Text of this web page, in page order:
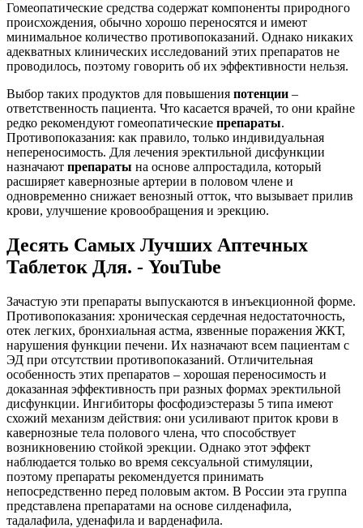
Гомеопатические средства содержат компоненты природного
происхождения, обычно хорошо переносятся и имеют
минимальное количество противопоказаний. Однако никаких
адекватных клинических исследований этих препаратов не
проводилось, поэтому говорить об их эффективности нельзя.
Выбор таких продуктов для повышения потенции –
ответственность пациента. Что касается врачей, то они крайне
редко рекомендуют гомеопатические препараты.
Противопоказания: как правило, только индивидуальная
непереносимость. Для лечения эректильной дисфункции
назначают препараты на основе алпростадила, который
расширяет кавернозные артерии в половом члене и
одновременно снижает венозный отток, что вызывает прилив
крови, улучшение кровообращения и эрекцию.
Десять Самых Лучших Аптечных
Таблеток Для. - YouTube
Зачастую эти препараты выпускаются в инъекционной форме.
Противопоказания: хроническая сердечная недостаточность,
отек легких, бронхиальная астма, язвенные поражения ЖКТ,
нарушения функции печени. Их назначают всем пациентам с
ЭД при отсутствии противопоказаний. Отличительная
особенность этих препаратов – хорошая переносимость и
доказанная эффективность при разных формах эректильной
дисфункции. Ингибиторы фосфодиэстеразы 5 типа имеют
схожий механизм действия: они усиливают приток крови в
кавернозные тела полового члена, что способствует
возникновению стойкой эрекции. Однако этот эффект
наблюдается только во время сексуальной стимуляции,
поэтому препараты рекомендуется принимать
непосредственно перед половым актом. В России эта группа
представлена препаратами на основе силденафила,
тадалафила, уденафила и варденафила.